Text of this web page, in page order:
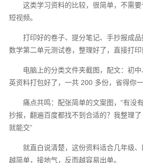
这类学习资料的比较，很简单，不需
短视频。
打印好的卷子、提分笔记、手抄报成
数学第二单元测试卷，整理好了，直接打
电脑上的分类文件夹截图，配文：初中
英资料打包好了，一共 200 多份，省得你一
痛点共鸣：配张简单的文案图，“有没
抄报，翻遍百度都找不到合适的？我整理
就能交”
就直白说清楚，这份资料适合几年级、
越简单，接地气，反而越容易出单。